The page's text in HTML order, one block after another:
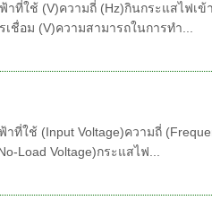
าที่ใช้ (V)ความถี่ (Hz)กินกระแสไฟเ
ชื่อม (V)ความสามารถในการทำ...
าที่ใช้ (Input Voltage)ความถี่
Load Voltage)กระแสไฟ...